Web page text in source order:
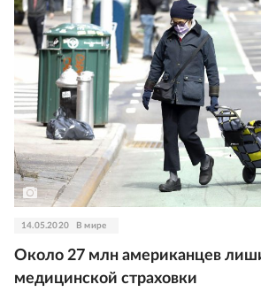
14.05.2020 В мире
Около 27 млн американцев
медицинской страховки